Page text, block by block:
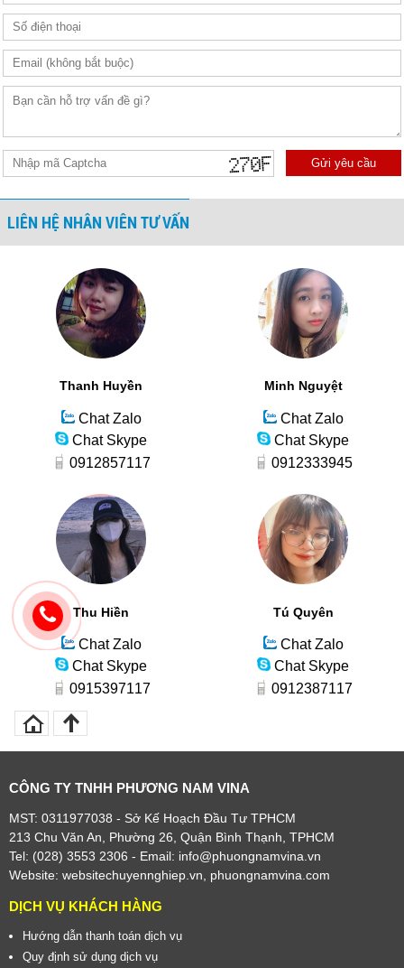
Gửi yêu cầu
LIÊN HỆ NHÂN VIÊN TƯ VẤN
Thanh Huyền
Chat Zalo
Chat Skype
0912857117
Minh Nguyệt
Chat Zalo
Chat Skype
0912333945
Thu Hiền
Chat Zalo
Chat Skype
0915397117
Tú Quyên
Chat Zalo
Chat Skype
0912387117
CÔNG TY TNHH PHƯƠNG NAM VINA
MST: 0311977038 - Sở Kế Hoạch Đầu Tư TPHCM
213 Chu Văn An, Phường 26, Quận Bình Thạnh, TPHCM
Tel: (028) 3553 2306 - Email: info@phuongnamvina.vn
Website: websitechuyennghiep.vn, phuongnamvina.com
DỊCH VỤ KHÁCH HÀNG
Hướng dẫn thanh toán dịch vụ
Quy định sử dụng dịch vụ